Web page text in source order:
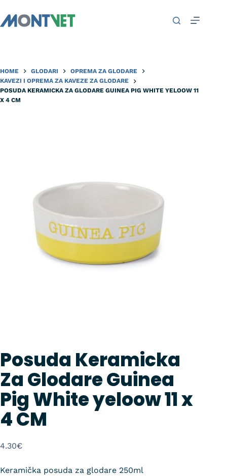
HOME GLODARI
OPREMA ZA GLODARE
KAVEZI I OPREMA ZA KAVEZE ZA GLODARE
POSUDA KERAMICKA ZA GLODARE GUINEA PIG WHITE YELOOW 11
X 4 CM
Posuda Keramicka
Za Glodare Guinea
Pig White yeloow 11 x
4 CM
4.30€
Keramička posuda za glodare 250ml